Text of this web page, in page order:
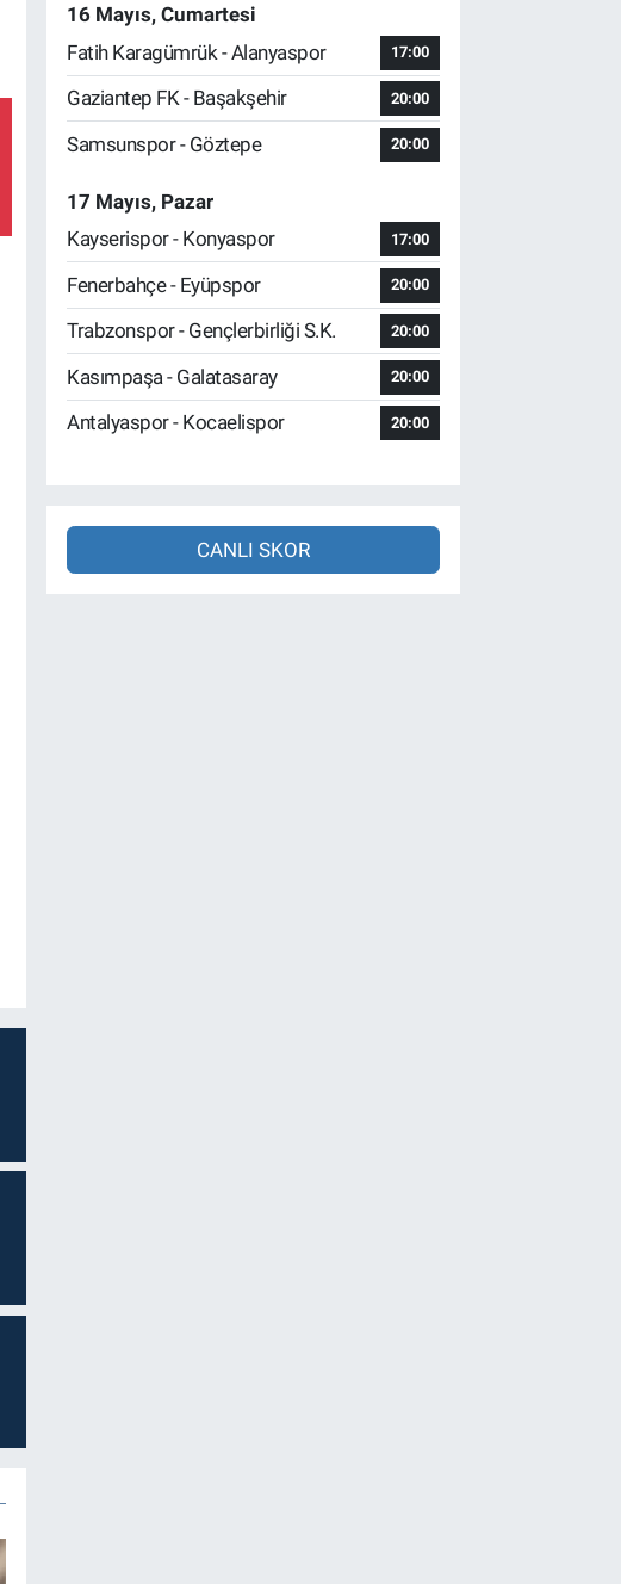
16 Mayıs, Cumartesi
Fatih Karagümrük - Alanyaspor
17:00
Gaziantep FK - Başakşehir 20:00
Samsunspor - Göztepe 20:00
17 Mayıs, Pazar
Kayserispor - Konyaspor
17:00
Fenerbahçe - Eyüpspor 20:00
Trabzonspor - Gençlerbirliği S.K. 20:00
Kasımpaşa - Galatasaray 20:00
Antalyaspor - Kocaelispor 20:00
CANLI SKOR